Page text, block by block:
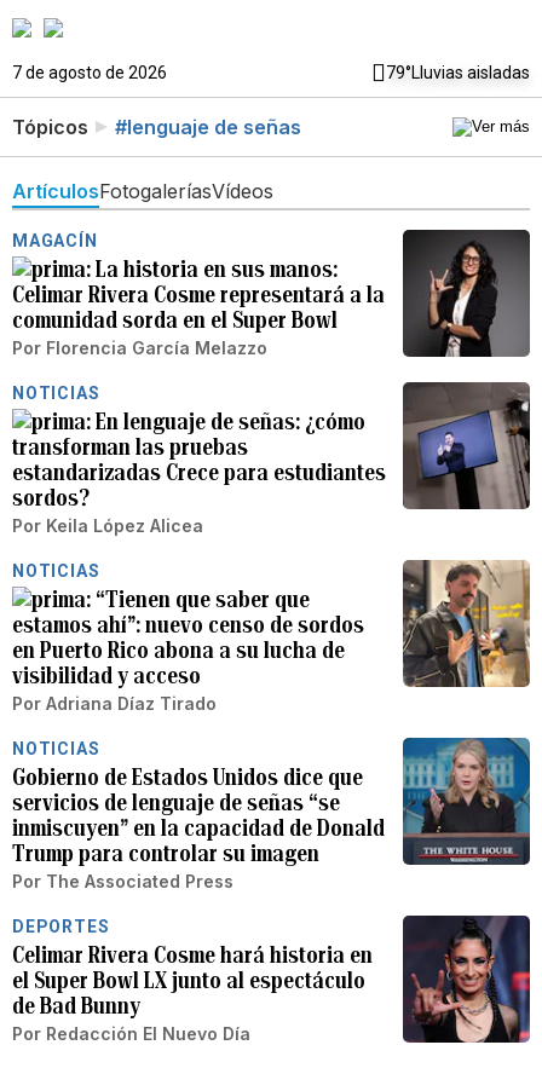
7 de agosto de 2026 79°Lluvias aisladas
Tópicos #lenguaje de señas
ArtículosFotogaleríasVídeos
MAGACÍN
La historia en sus manos:
Celimar Rivera Cosme representará a la
comunidad sorda en el Super Bowl
Por Florencia García Melazzo
NOTICIAS
En lenguaje de señas: ¿cómo
transforman las pruebas
estandarizadas Crece para estudiantes
sordos?
Por Keila López Alicea
NOTICIAS
“Tienen que saber que
estamos ahí”: nuevo censo de sordos
en Puerto Rico abona a su lucha de
visibilidad y acceso
Por Adriana Díaz Tirado
NOTICIAS
Gobierno de Estados Unidos dice que
servicios de lenguaje de señas “se
inmiscuyen” en la capacidad de Donald
Trump para controlar su imagen
Por The Associated Press
DEPORTES
Celimar Rivera Cosme hará historia en
el Super Bowl LX junto al espectáculo
de Bad Bunny
Por Redacción El Nuevo Día